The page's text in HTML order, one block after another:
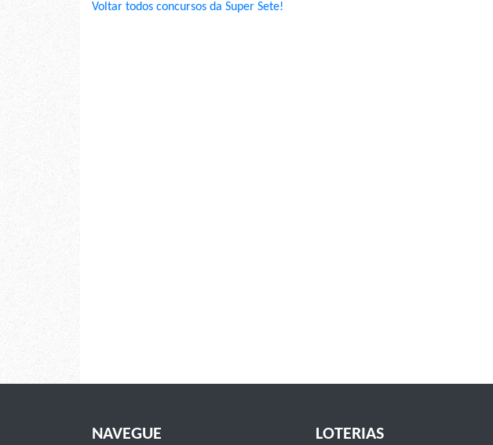
Voltar todos concursos da Super Sete!
NAVEGUE LOTERIAS